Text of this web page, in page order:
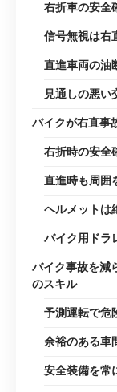
右折車の安全
信号無視は右
直進車両の油
見通しの悪い
バイクが右直事
右折時の安全
直進時も周囲
ヘルメットは
バイク用ドラ
バイク事故を減
のスキル
予測運転で危
余裕のある車
安全装備を常